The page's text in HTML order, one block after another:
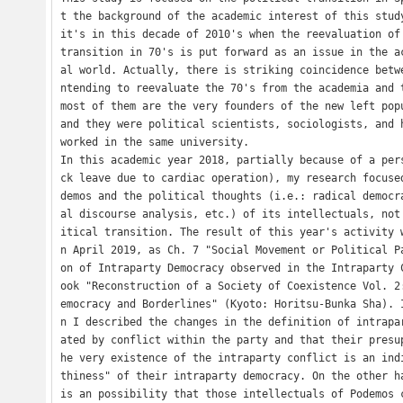
t the background of the academic interest of this
it's in this decade of 2010's when the reevaluation
transition in 70's is put forward as an issue in the
al world. Actually, there is striking coincidence
ntending to reevaluate the 70's from the academia
most of them are the very founders of the new left
and they were political scientists, sociologists, and
worked in the same university.
In this academic year 2018, partially because of a
ck leave due to cardiac operation), my research
demos and the political thoughts (i.e.: radical
al discourse analysis, etc.) of its intellectuals, not
itical transition. The result of this year's activity
n April 2019, as Ch. 7 "Social Movement or Political
on of Intraparty Democracy observed in the
ook "Reconstruction of a Society of Coexistence Vol.
emocracy and Borderlines" (Kyoto: Horitsu-Bunka
n I described the changes in the definition of
ated by conflict within the party and that their
he very existence of the intraparty conflict is an
thiness" of their intraparty democracy. On the other
is an possibility that those intellectuals of Podemos